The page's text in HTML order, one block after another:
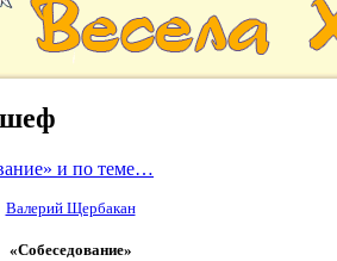
шеф
и по теме…
Валерий Щербакан
«Собеседование»